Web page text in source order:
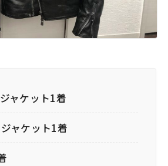
ャケット1着
ャケット1着